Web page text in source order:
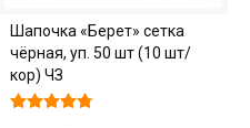
Шапочка «Берет» сетка
чёрная, уп. 50 шт (10 шт/
кор) ЧЗ